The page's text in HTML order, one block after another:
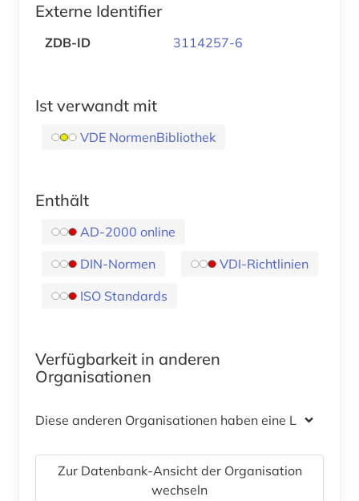
Externe Identifier
ZDB-ID 3114257-6
Ist verwandt mit
VDE NormenBibliothek
Enthält
AD-2000 online
DIN-Normen
VDI-Richtlinien
ISO Standards
Verfügbarkeit in anderen
Organisationen
Diese anderen Organisationen haben eine Lizenz
Zur Datenbank-Ansicht der Organisation
wechseln